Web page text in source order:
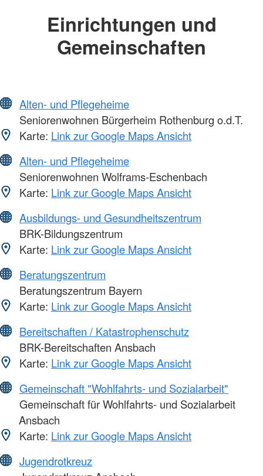
Einrichtungen und
Gemeinschaften
Alten- und Pflegeheime
Seniorenwohnen Bürgerheim Rothenburg o.d.T.
Karte: Link zur Google Maps Ansicht
Alten- und Pflegeheime
Seniorenwohnen Wolframs-Eschenbach
Karte: Link zur Google Maps Ansicht
Ausbildungs- und Gesundheitszentrum
BRK-Bildungszentrum
Karte: Link zur Google Maps Ansicht
Beratungszentrum
Beratungszentrum Bayern
Karte: Link zur Google Maps Ansicht
Bereitschaften / Katastrophenschutz
BRK-Bereitschaften Ansbach
Karte: Link zur Google Maps Ansicht
Gemeinschaft "Wohlfahrts- und Sozialarbeit"
Gemeinschaft für Wohlfahrts- und Sozialarbeit
Ansbach
Karte: Link zur Google Maps Ansicht
Jugendrotkreuz